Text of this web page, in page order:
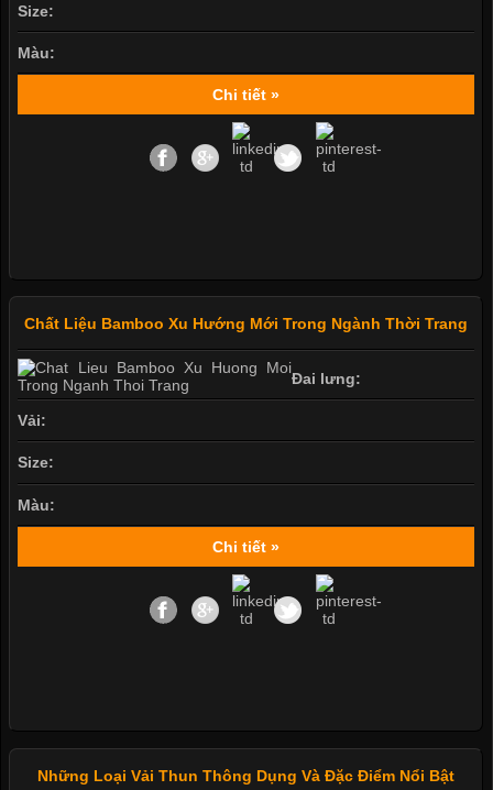
Size:
Màu:
Chi tiết »
Chất Liệu Bamboo Xu Hướng Mới Trong Ngành Thời Trang
Đai lưng:
Vải:
Size:
Màu:
Chi tiết »
Những Loại Vải Thun Thông Dụng Và Đặc Điểm Nổi Bật